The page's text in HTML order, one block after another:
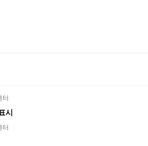
터
시
터